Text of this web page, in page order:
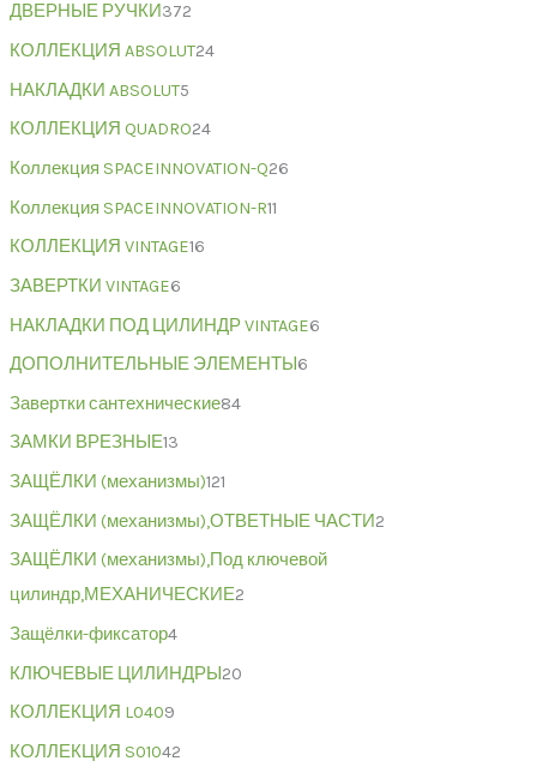
ДВЕРНЫЕ РУЧКИ372
КОЛЛЕКЦИЯ ABSOLUT24
НАКЛАДКИ ABSOLUT5
КОЛЛЕКЦИЯ QUADRO24
Коллекция SPACEINNOVATION-Q26
Коллекция SPACEINNOVATION-R11
КОЛЛЕКЦИЯ VINTAGE16
ЗАВЕРТКИ VINTAGE6
НАКЛАДКИ ПОД ЦИЛИНДР VINTAGE6
ДОПОЛНИТЕЛЬНЫЕ ЭЛЕМЕНТЫ 6
Завертки сантехнические84
ЗАМКИ ВРЕЗНЫЕ13
ЗАЩЁЛКИ (механизмы)121
ЗАЩЁЛКИ (механизмы),ОТВЕТНЫЕ ЧАСТИ2
ЗАЩЁЛКИ (механизмы),Под ключевой
цилиндр,МЕХАНИЧЕСКИЕ2
Защёлки-фиксатор4
КЛЮЧЕВЫЕ ЦИЛИНДРЫ 20
КОЛЛЕКЦИЯ L0409
КОЛЛЕКЦИЯ S01042